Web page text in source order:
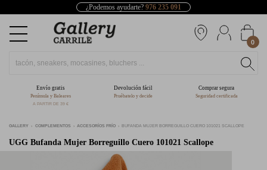
¿Podemos ayudarte? 976 235 091
0
Envío gratis
Península y Baleares
A PARTIR DE 39 €
Devolución fácil
Pruébatelo y decide
Comprar segura
Seguridad certificada
GALLERY COMPLEMENTOS ACCESORÍOS FRÍO BUFANDA MUJER BORREGUILLO CUERO 101021 SCALLOPE
UGG Bufanda Mujer Borreguillo Cuero 101021 Scallope